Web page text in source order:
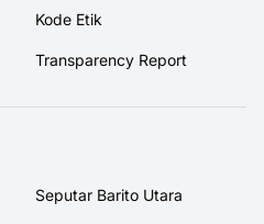
Kode Etik
Transparency Report
Seputar Barito Utara